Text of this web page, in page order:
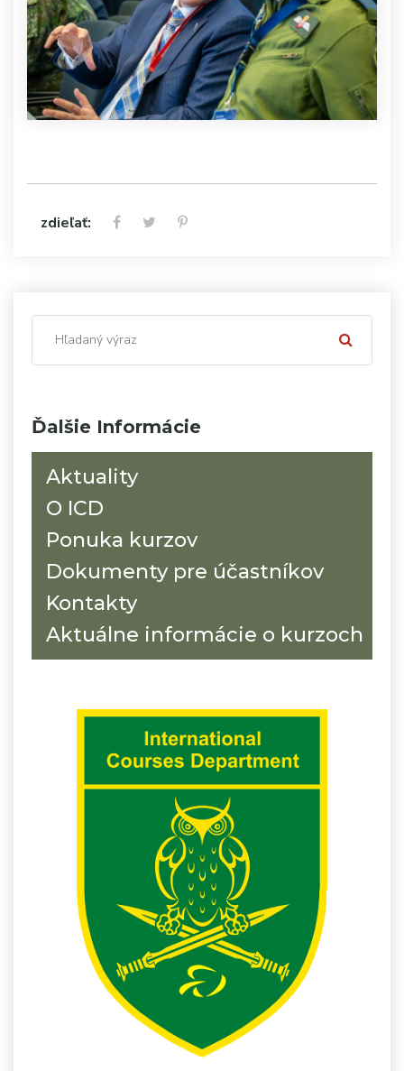
Ďalšie Informácie
Aktuality
O ICD
Ponuka kurzov
Dokumenty pre účastníkov
Kontakty
Aktuálne informácie o kurzoch
zdieľať: